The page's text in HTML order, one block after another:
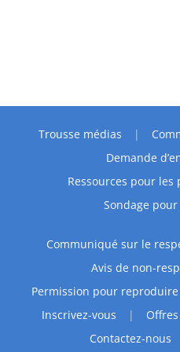
Trousse médias
Demande
Ressources pour les
Sondage
Communiqué sur le
Avis de non-
Permission pour
Inscrivez-vous
Contactez-nous